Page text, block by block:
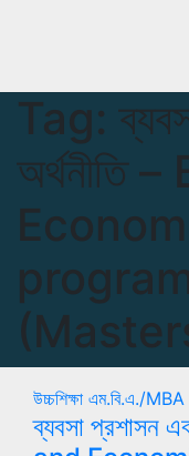
Tag:
অর্থনীতি
উচ্চশিক্ষা এম.বি.এ./MBA
ব্যবসা প্রশাসন